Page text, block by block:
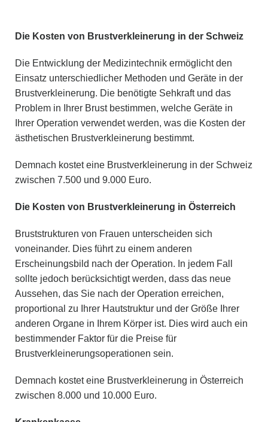
Die Kosten von Brustverkleinerung in der Schweiz
Die Entwicklung der Medizintechnik ermöglicht den
Einsatz unterschiedlicher Methoden und Geräte in der
Brustverkleinerung. Die benötigte Sehkraft und das
Problem in Ihrer Brust bestimmen, welche Geräte in
Ihrer Operation verwendet werden, was die Kosten der
ästhetischen Brustverkleinerung bestimmt.
Demnach kostet eine Brustverkleinerung in der Schweiz
zwischen 7.500 und 9.000 Euro.
Die Kosten von Brustverkleinerung in Österreich
Bruststrukturen von Frauen unterscheiden sich
voneinander. Dies führt zu einem anderen
Erscheinungsbild nach der Operation. In jedem Fall
sollte jedoch berücksichtigt werden, dass das neue
Aussehen, das Sie nach der Operation erreichen,
proportional zu Ihrer Hautstruktur und der Größe Ihrer
anderen Organe in Ihrem Körper ist. Dies wird auch ein
bestimmender Faktor für die Preise für
Brustverkleinerungsoperationen sein.
Demnach kostet eine Brustverkleinerung in Österreich
zwischen 8.000 und 10.000 Euro.